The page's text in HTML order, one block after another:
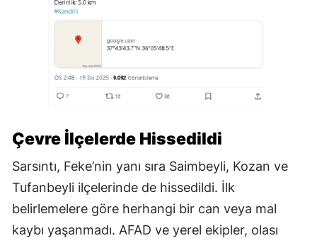
Çevre İlçelerde Hissedildi
Sarsıntı, Feke’nin yanı sıra Saimbeyli, Kozan ve
Tufanbeyli ilçelerinde de hissedildi. İlk
belirlemelere göre herhangi bir can veya mal
kaybı yaşanmadı. AFAD ve yerel ekipler, olası